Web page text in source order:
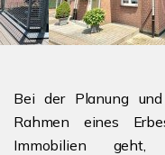
Bei der Planung
Rahmen eines
Immobilien